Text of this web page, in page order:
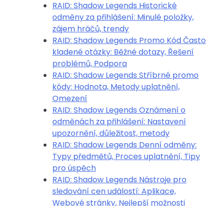
RAID: Shadow Legends Historické
odměny za přihlášení: Minulé položky,
zájem hráčů, trendy
RAID: Shadow Legends Promo Kód Často
kladené otázky: Běžné dotazy, Řešení
problémů, Podpora
RAID: Shadow Legends Stříbrné promo
kódy: Hodnota, Metody uplatnění,
Omezení
RAID: Shadow Legends Oznámení o
odměnách za přihlášení: Nastavení
upozornění, důležitost, metody
RAID: Shadow Legends Denní odměny:
Typy předmětů, Proces uplatnění, Tipy
pro úspěch
RAID: Shadow Legends Nástroje pro
sledování cen událostí: Aplikace,
Webové stránky, Nejlepší možnosti